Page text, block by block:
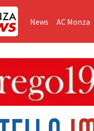
News AC Monza